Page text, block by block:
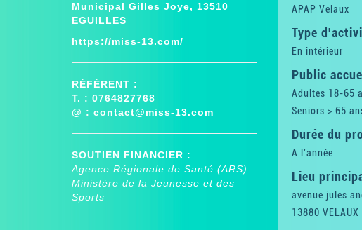
Municipal Gilles Joye, 13510
EGUILLES
https://miss-13.com/
RÉFÉRENT :
T. : 0764827768
@ : contact@miss-13.com
SOUTIEN FINANCIER :
Agence Régionale de Santé (ARS)
Ministère de la Jeunesse et des
Sports
APAP Velaux
Type
En intérieur
Public
Adultes 18-65
Seniors > 65
Durée du
A l'année
Lieu
avenue jules
13880 VELAUX